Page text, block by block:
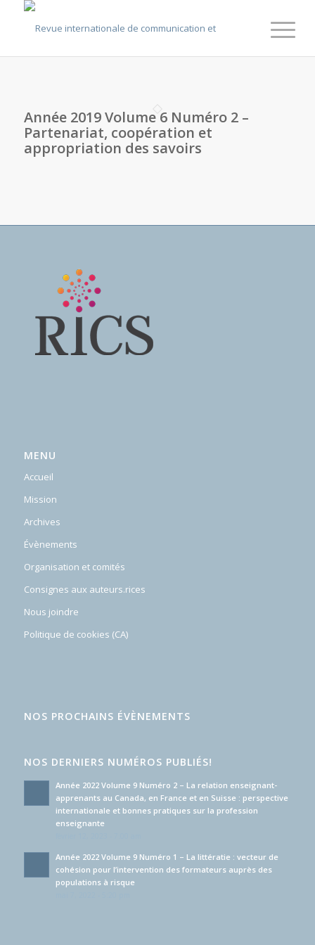
Année 2019 Volume 6 Numéro 2 –
Partenariat, coopération et
appropriation des savoirs
MENU
Accueil
Mission
Archives
Évènements
Organisation et comités
Consignes aux auteurs.rices
Nous joindre
Politique de cookies (CA)
NOS PROCHAINS ÉVÈNEMENTS
NOS DERNIERS NUMÉROS PUBLIÉS!
Année 2022 Volume 9 Numéro 2 – La relation enseignant-
apprenants au Canada, en France et en Suisse : perspective
internationale et bonnes pratiques sur la profession
enseignante
Année 2022 Volume 9 Numéro 1 – La littératie : vecteur de
cohésion pour l’intervention des formateurs auprès des
populations à risque